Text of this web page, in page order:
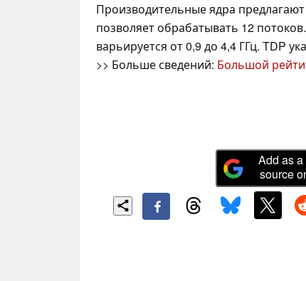
Производительные ядра
позволяет обрабатывать 12
варьируется от 0,9 до 4,4 ГГц. TDP
>> Больше сведений: Большой
Add as
source